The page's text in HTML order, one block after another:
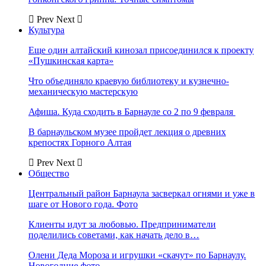
Prev Next
Культура
Еще один алтайский кинозал присоединился к проекту
«Пушкинская карта»
Что объединяло краевую библиотеку и кузнечно-
механическую мастерскую
Афиша. Куда сходить в Барнауле со 2 по 9 февраля
В барнаульском музее пройдет лекция о древних
крепостях Горного Алтая
Prev Next
Общество
Центральный район Барнаула засверкал огнями и уже в
шаге от Нового года. Фото
Клиенты идут за любовью. Предприниматели
поделились советами, как начать дело в…
Олени Деда Мороза и игрушки «скачут» по Барнаулу.